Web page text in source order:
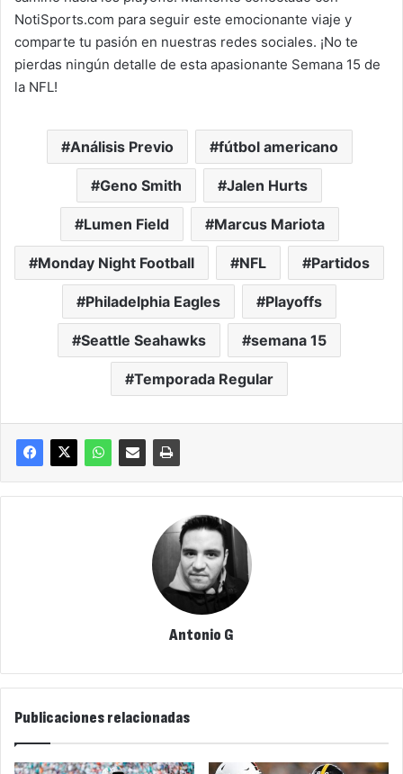
NotiSports.com para seguir este emocionante viaje y
comparte tu pasión en nuestras redes sociales. ¡No te
pierdas ningún detalle de esta apasionante Semana 15 de
la NFL!
Análisis Previo fútbol americano
Geno Smith Jalen Hurts
Lumen Field Marcus Mariota
Monday Night Football NFL Partidos
Philadelphia Eagles Playoffs
Seattle Seahawks semana 15
Temporada Regular
Antonio G
Publicaciones relacionadas